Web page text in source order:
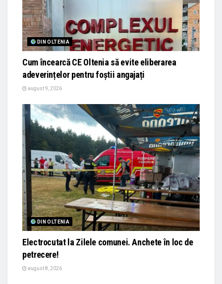
DIN OLTENIA
Cum încearcă CE Oltenia să evite eliberarea
adeverințelor pentru foștii angajați
august 9, 2026
DIN OLTENIA
Electrocutat la Zilele comunei. Anchete în loc de
petrecere!
august 8, 2026